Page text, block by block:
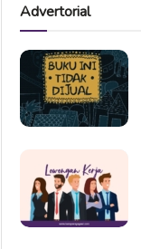
Advertorial